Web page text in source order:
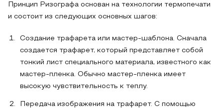
Принцип Ризографа основан на технологии термопечати
и состоит из следующих основных шагов:
Создание трафарета или мастер-шаблона. Сначала
создается трафарет, который представляет собой
тонкий лист специального материала, известного как
мастер-пленка. Обычно мастер-пленка имеет
высокую чувствительность к теплу.
Передача изображения на трафарет. С помощью